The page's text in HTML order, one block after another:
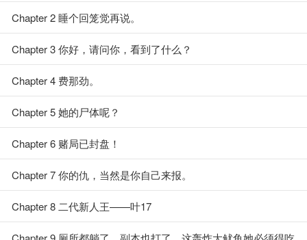
Chapter 2 睡个回笼觉再说。
Chapter 3 你好，请问你，看到了什么？
Chapter 4 费那劲。
Chapter 5 她的尸体呢？
Chapter 6 赌局已封盘！
Chapter 7 你的仇，当然是你自己来报。
Chapter 8 二代新人王——叶17